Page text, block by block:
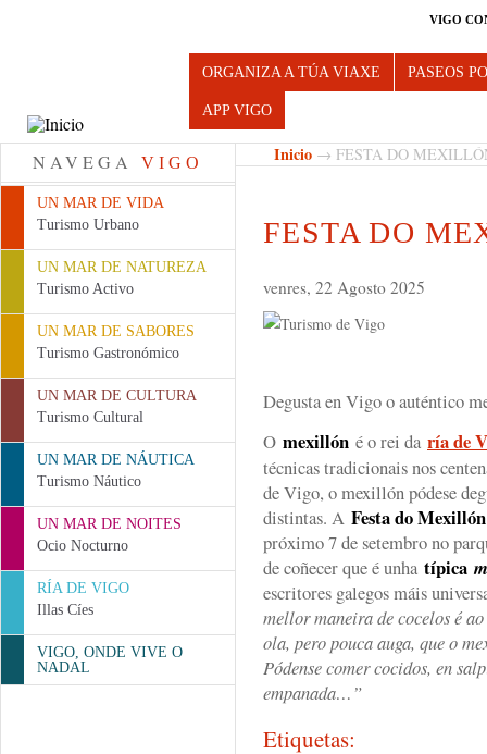
VIGO
Turismo de Vigo
ORGANIZA A TÚA VIAXE PASEOS
APP VIGO
NAVEGA VIGO
UN MAR DE VIDA
Turismo Urbano
UN MAR DE NATUREZA
Turismo Activo
UN MAR DE SABORES
Turismo Gastronómico
UN MAR DE CULTURA
Turismo Cultural
UN MAR DE NÁUTICA
Turismo Náutico
UN MAR DE NOITES
Ocio Nocturno
RÍA DE VIGO
Illas Cíes
VIGO, ONDE VIVE O
NADAL
Inicio → FESTA DO
FESTA DO
venres, 22 Agosto 2025
Degusta en Vigo o auténtico
O mexillón é o rei da ría de
técnicas tradicionais nos
de Vigo, o mexillón pódese
distintas. A Festa do
próximo 7 de setembro no
de coñecer que é unha típica
escritores galegos máis
mellor maneira de cocelos é
ola, pero pouca auga, que o
Pódense comer cocidos, en
empanada…”
Etiquetas: